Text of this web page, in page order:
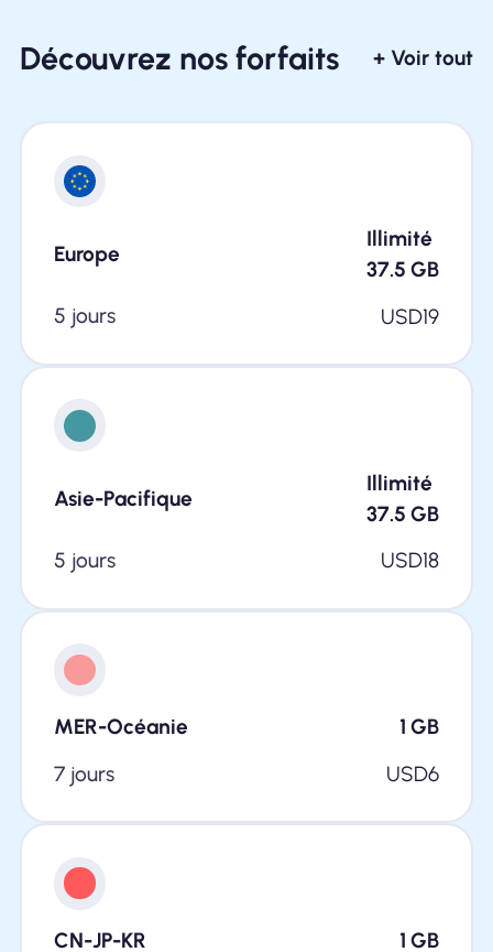
Découvrez nos forfaits + Voir tout
Europe
Illimité
37.5 GB
5 jours
USD19
Asie-Pacifique
Illimité
37.5 GB
5 jours
USD18
MER-Océanie 1 GB
7 jours
USD6
CN-JP-KR 1 GB